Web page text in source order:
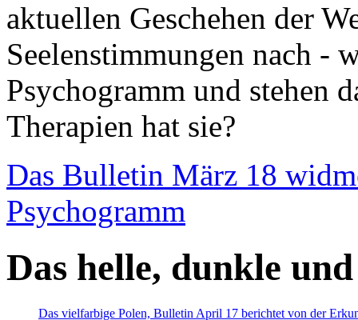
aktuellen Geschehen der
Seelenstimmungen nach -
Psychogramm und stehen
Therapien hat sie?
Das Bulletin März 18
Psychogramm
Das helle, dunkle
Das vielfarbige Polen, Bulletin April 17 berichtet von der